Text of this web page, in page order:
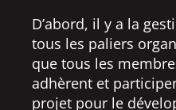
D’abord, il y a la
tous les paliers
que tous les
adhèrent et
projet pour le